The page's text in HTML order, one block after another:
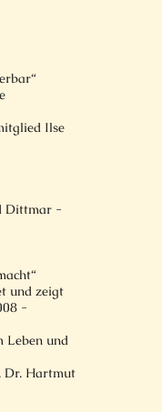
Ilse
Dittmar -
und zeigt
-
Leben und
Dr. Hartmut